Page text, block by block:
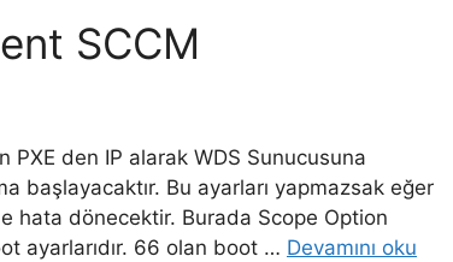
SCCM
PXE den IP alarak WDS Sunucusuna
başlayacaktır. Bu ayarları yapmazsak eğer
hata dönecektir. Burada Scope Option
ayarlarıdır. 66 olan boot … Devamını oku